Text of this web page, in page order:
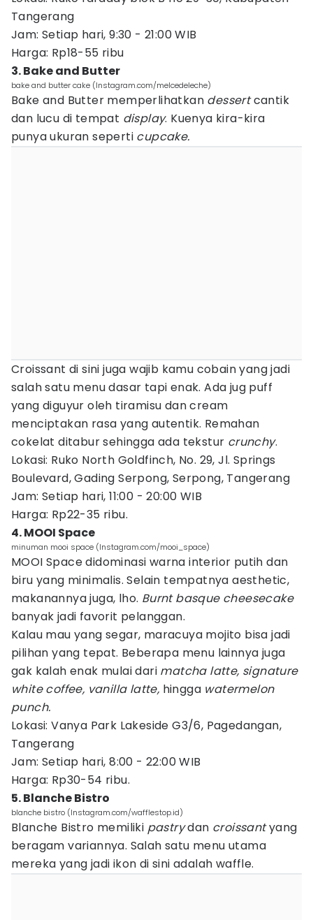
Tangerang
Jam: Setiap hari, 9:30 - 21:00 WIB
Harga: Rp18-55 ribu
3. Bake and Butter
bake and butter cake (Instagram.com/melcedeleche)
Bake and Butter memperlihatkan dessertcantik
dan lucu di tempat display. Kuenya kira-kira
punya ukuran seperti cupcake.
Croissant di sini juga wajib kamu cobain yang jadi
salah satu menu dasar tapi enak. Ada jug puff
yang diguyur oleh tiramisu dan cream
menciptakan rasa yang autentik. Remahan
cokelat ditabur sehingga ada tekstur crunchy.
Lokasi: Ruko North Goldfinch, No. 29, Jl. Springs
Boulevard, Gading Serpong, Serpong, Tangerang
Jam: Setiap hari, 11:00 - 20:00 WIB
Harga: Rp22-35 ribu.
4. MOOI Space
minuman mooi space (Instagram.com/mooi_space)
MOOI Space didominasi warna interior putih dan
biru yang minimalis. Selain tempatnya aesthetic,
makanannya juga, lho. Burnt basque cheesecake
banyak jadi favorit pelanggan.
Kalau mau yang segar, maracuya mojito bisa jadi
pilihan yang tepat. Beberapa menu lainnya juga
gak kalah enak mulai dari matcha latte, signature
white coffee, vanilla latte, hingga watermelon
punch.
Lokasi: Vanya Park Lakeside G3/6, Pagedangan,
Tangerang
Jam: Setiap hari, 8:00 - 22:00 WIB
Harga: Rp30-54 ribu.
5. Blanche Bistro
blanche bistro (Instagram.com/wafflestop.id)
Blanche Bistro memiliki pastrydan croissantyang
beragam variannya. Salah satu menu utama
mereka yang jadi ikon di sini adalah waffle.